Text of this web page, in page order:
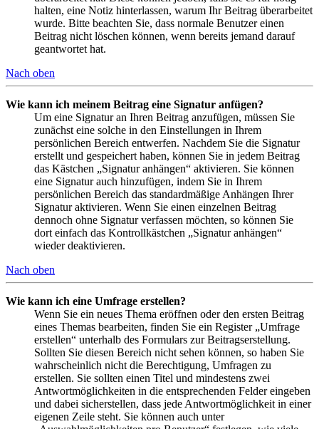
halten, eine Notiz hinterlassen, warum Ihr Beitrag überarbeitet
wurde. Bitte beachten Sie, dass normale Benutzer einen
Beitrag nicht löschen können, wenn bereits jemand darauf
geantwortet hat.
Nach oben
Wie kann ich meinem Beitrag eine Signatur anfügen?
Um eine Signatur an Ihren Beitrag anzufügen, müssen Sie
zunächst eine solche in den Einstellungen in Ihrem
persönlichen Bereich entwerfen. Nachdem Sie die Signatur
erstellt und gespeichert haben, können Sie in jedem Beitrag
das Kästchen „Signatur anhängen“ aktivieren. Sie können
eine Signatur auch hinzufügen, indem Sie in Ihrem
persönlichen Bereich das standardmäßige Anhängen Ihrer
Signatur aktivieren. Wenn Sie einen einzelnen Beitrag
dennoch ohne Signatur verfassen möchten, so können Sie
dort einfach das Kontrollkästchen „Signatur anhängen“
wieder deaktivieren.
Nach oben
Wie kann ich eine Umfrage erstellen?
Wenn Sie ein neues Thema eröffnen oder den ersten Beitrag
eines Themas bearbeiten, finden Sie ein Register „Umfrage
erstellen“ unterhalb des Formulars zur Beitragserstellung.
Sollten Sie diesen Bereich nicht sehen können, so haben Sie
wahrscheinlich nicht die Berechtigung, Umfragen zu
erstellen. Sie sollten einen Titel und mindestens zwei
Antwortmöglichkeiten in die entsprechenden Felder eingeben
und dabei sicherstellen, dass jede Antwortmöglichkeit in einer
eigenen Zeile steht. Sie können auch unter